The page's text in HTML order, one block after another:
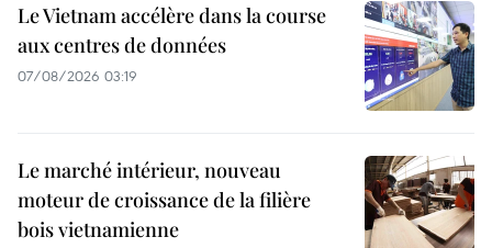
Le Vietnam accélère dans la course
aux centres de données
07/08/2026 03:19
Le marché intérieur, nouveau
moteur de croissance de la filière
bois vietnamienne